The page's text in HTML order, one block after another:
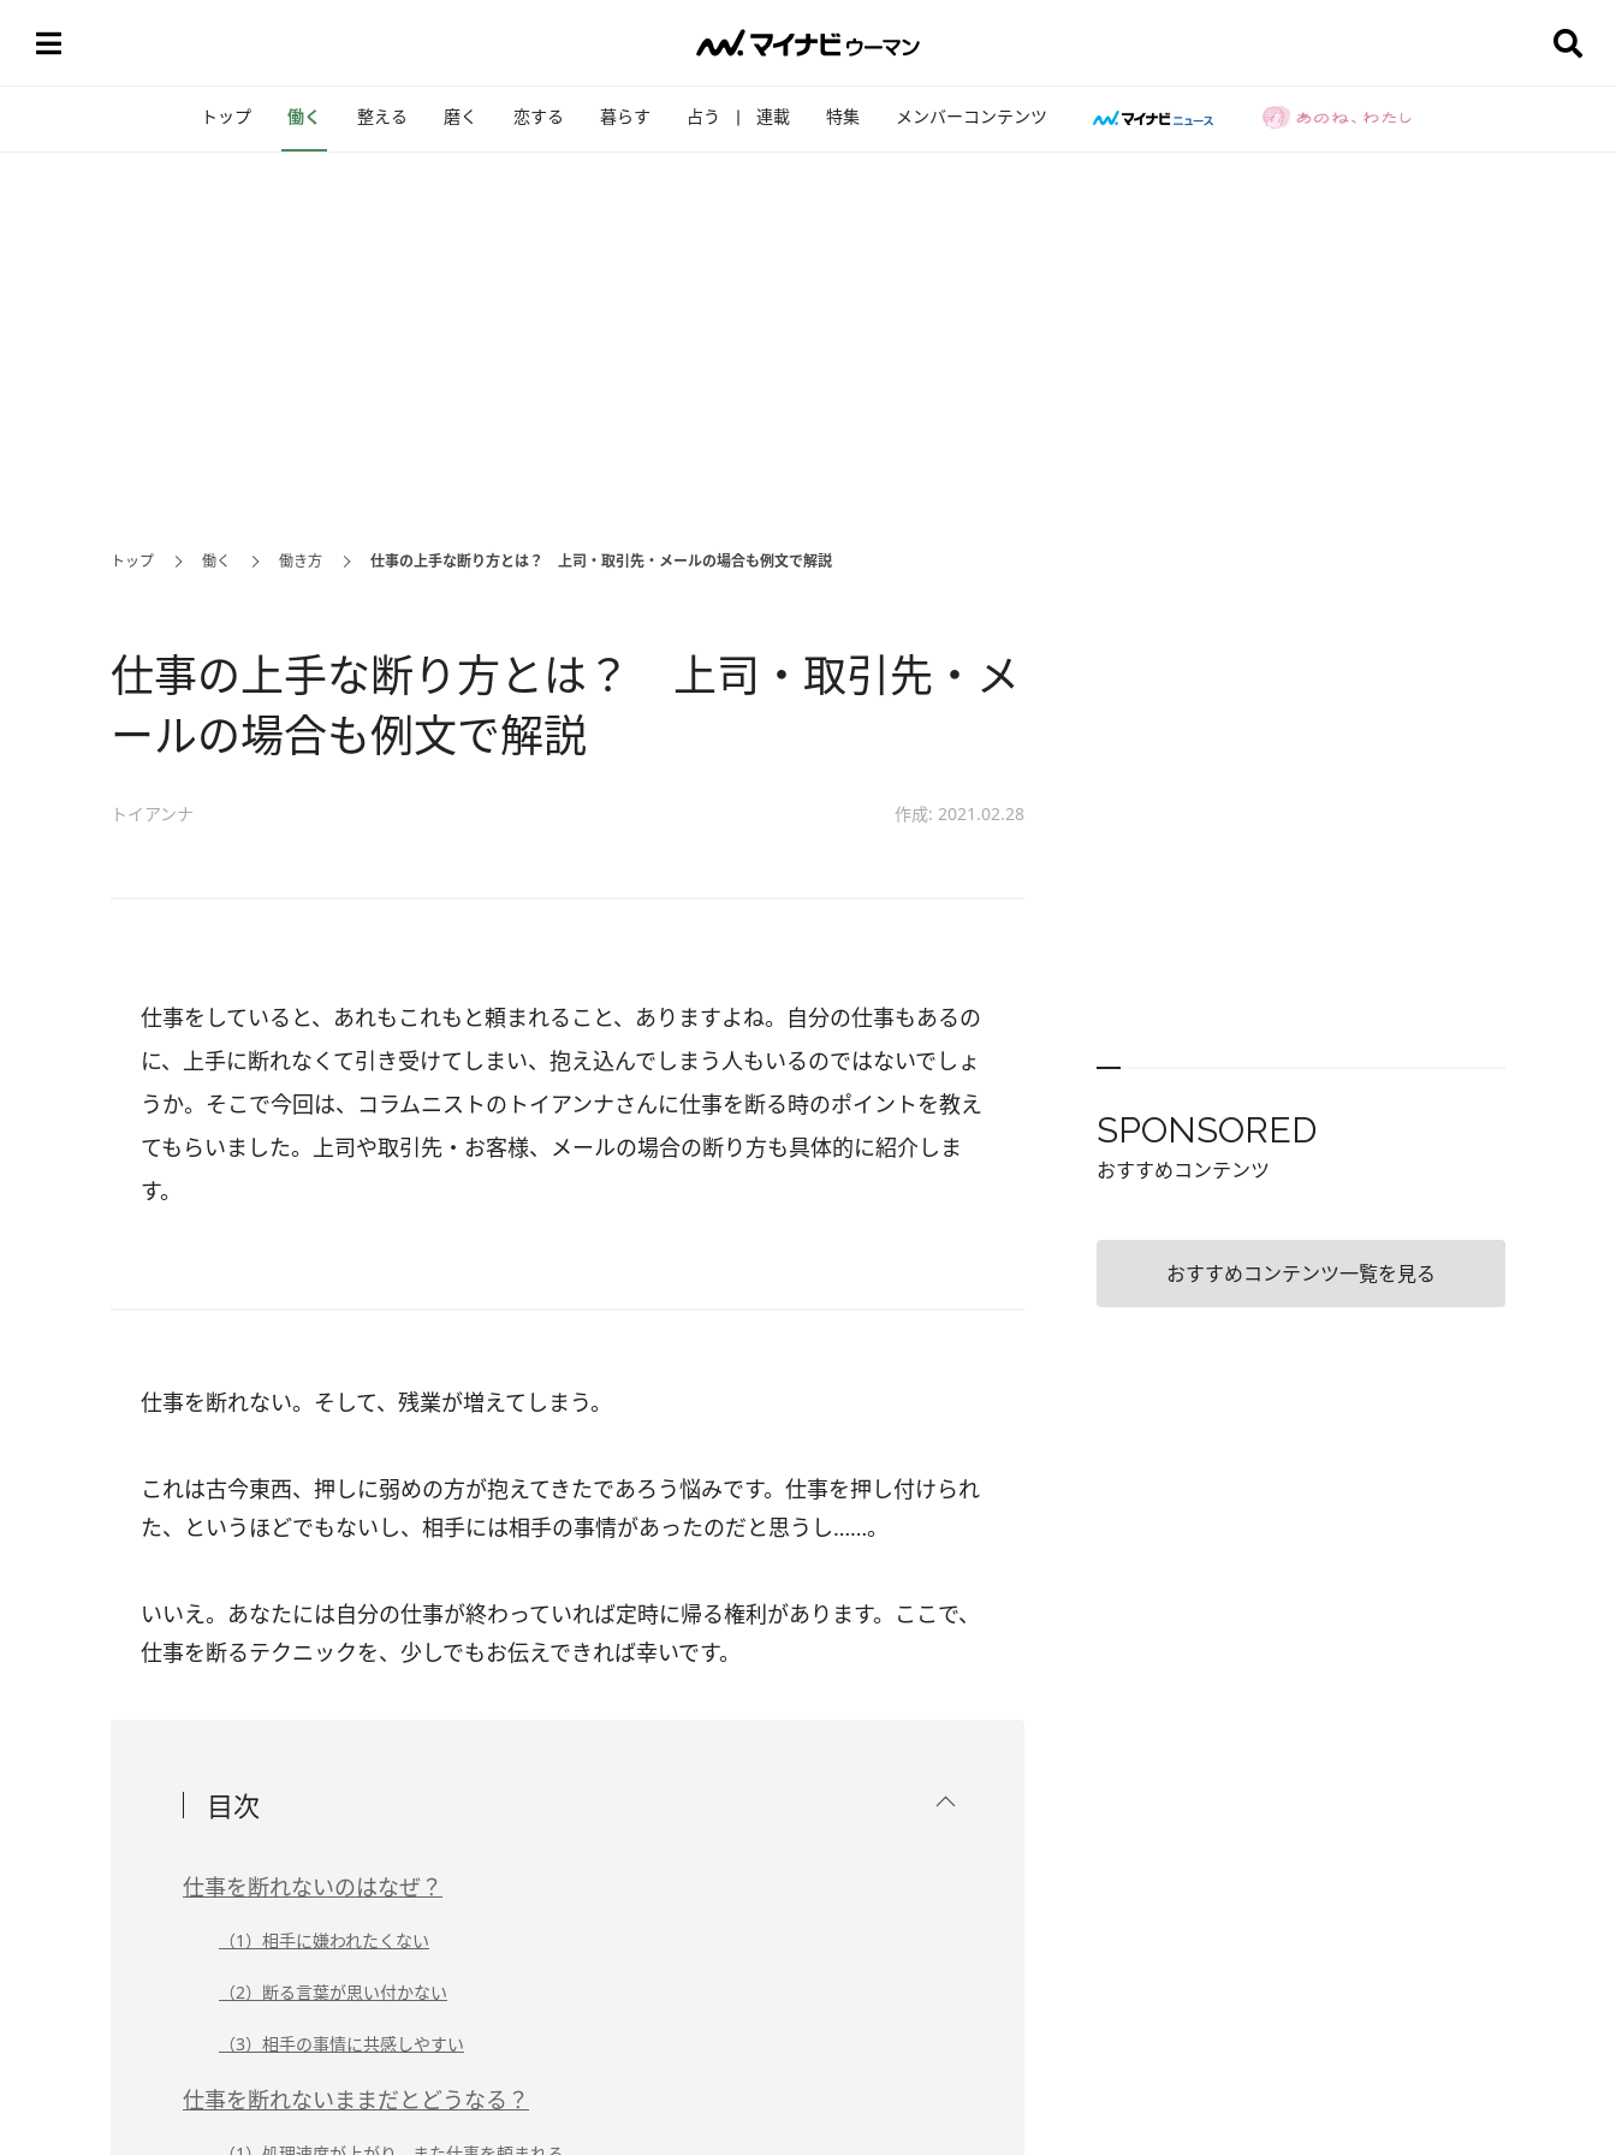
トップ 働く 整える 磨く 恋する 暮らす 占う 連載 特集 メンバーコンテンツ
トップ 働く 働き方 仕事の上手な断り方とは？ 上司・取引先・メールの場合も例文で解説
仕事の上手な断り方とは？ 上司・取引先・メ
ールの場合も例文で解説
トイアンナ 作成: 2021.02.28
仕事をしていると、あれもこれもと頼まれること、ありますよね。自分の仕事もあるの
に、上手に断れなくて引き受けてしまい、抱え込んでしまう人もいるのではないでしょ
うか。そこで今回は、コラムニストのトイアンナさんに仕事を断る時のポイントを教え
てもらいました。上司や取引先・お客様、メールの場合の断り方も具体的に紹介しま
す。
仕事を断れない。そして、残業が増えてしまう。
これは古今東西、押しに弱めの方が抱えてきたであろう悩みです。仕事を押し付けられ
た、というほどでもないし、相手には相手の事情があったのだと思うし……。
いいえ。あなたには自分の仕事が終わっていれば定時に帰る権利があります。ここで、
仕事を断るテクニックを、少しでもお伝えできれば幸いです。
目次
仕事を断れないのはなぜ？
（1）相手に嫌われたくない
（2）断る言葉が思い付かない
（3）相手の事情に共感しやすい
仕事を断れないままだとどうなる？
SPONSORED
おすすめコンテンツ
おすすめコンテンツ一覧を見る